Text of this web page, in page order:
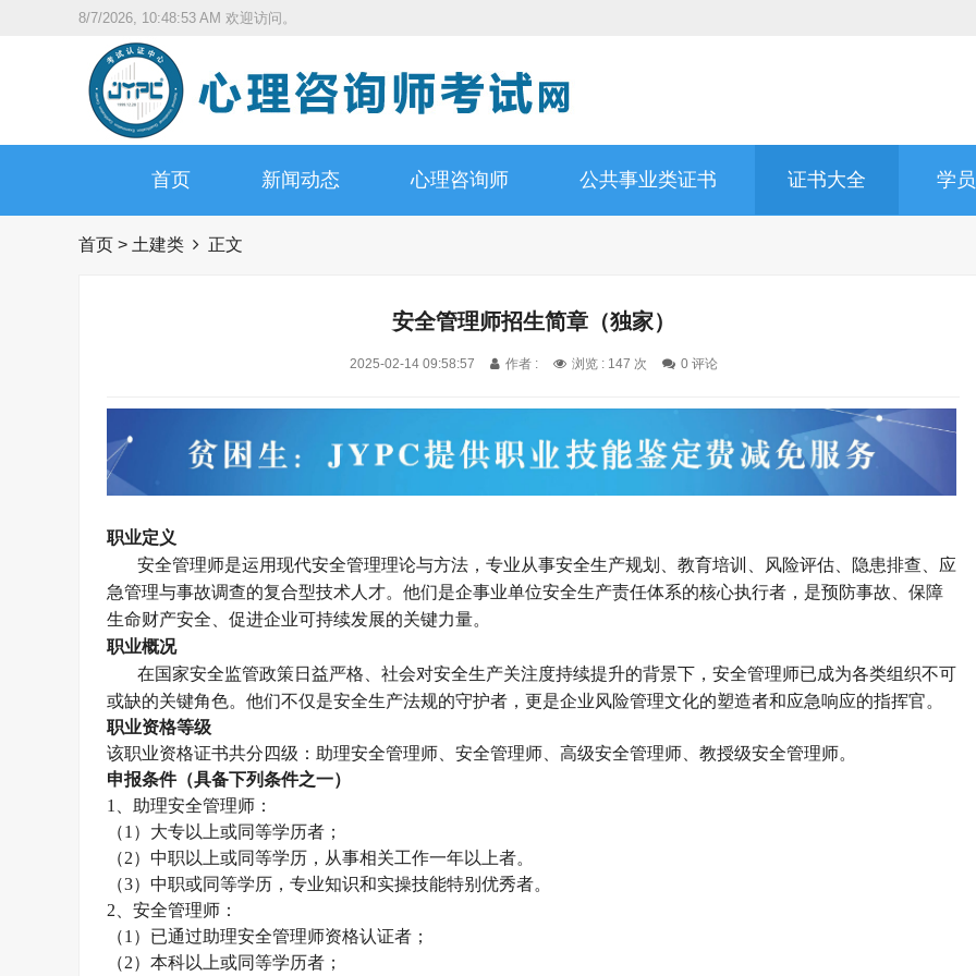
8/7/2026, 10:48:54 AM 欢迎访问。
首页 新闻动态 心理咨询师 公共事业类证书 证书大全 学
首页 > 土建类 正文
安全管理师招生简章（独家）
2025-02-14 09:58:57 作者 : 浏览 : 147 次 0 评论
职业定义
安全管理师是运用现代安全管理理论与方法，专业从事安全生产规划、教育培训、风险评估、隐患排查、应
急管理与事故调查的复合型技术人才。他们是企事业单位安全生产责任体系的核心执行者，是预防事故、保障
生命财产安全、促进企业可持续发展的关键力量。
职业概况
在国家安全监管政策日益严格、社会对安全生产关注度持续提升的背景下，安全管理师已成为各类组织不可
或缺的关键角色。他们不仅是安全生产法规的守护者，更是企业风险管理文化的塑造者和应急响应的指挥官。
职业资格等级
该职业资格证书共分四级：助理安全管理师 安全管理师 、高级安全管理师 、教授级安全管理师。
申报条件（具备下列条件之一）
1、助理安全管理师 ：
（1）大专以上或同等学历者；
（2）中职以上或同等学历，从事相关工作一年以上者。
（3）中职或同等学历，专业知识和实操技能特别优秀者。
2、 安全管理师 ：
（1）已通过助理安全管理师资格认证者；
（2）本科以上或同等学历者；